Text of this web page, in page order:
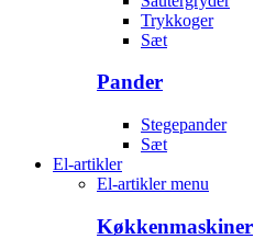
Trykkoger
Sæt
Pander
Stegepander
Sæt
El-artikler
El-artikler menu
Køkkenmaskiner